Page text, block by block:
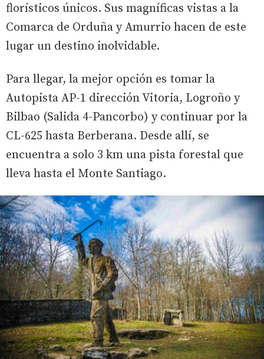
florísticos únicos. Sus magníficas vistas a la
Comarca de Orduña y Amurrio hacen de este
lugar un destino inolvidable.
Para llegar, la mejor opción es tomar la
Autopista AP-1 dirección Vitoria, Logroño y
Bilbao (Salida 4-Pancorbo) y continuar por la
CL-625 hasta Berberana. Desde allí, se
encuentra a solo 3 km una pista forestal que
lleva hasta el Monte Santiago.